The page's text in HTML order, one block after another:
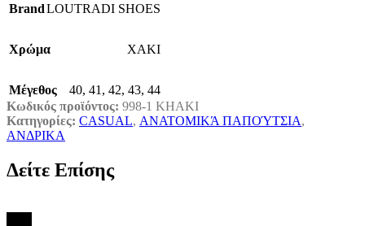
BrandLOUTRADI SHOES
Χρώμα ΧΑΚΙ
Μέγεθος 40, 41 , 42, 43, 44
Κωδικός προϊόντος: 998-1 KHAKI
Κατηγορίες: CASUAL, ΑΝΑΤΟΜΙΚΆ ΠΑΠΟΎΤΣΙΑ,
ΑΝΔΡΙΚΑ
Δείτε Επίσης